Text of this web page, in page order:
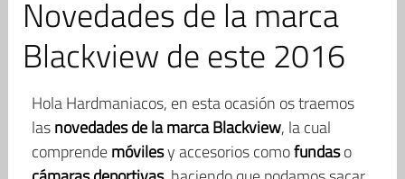
Novedades de la marca
Blackview de este 2016
Hola Hardmaniacos, en esta ocasión os traemos
lasnovedades de la marca Blackview, la cual
comprendemóvilesy accesorios comofundaso